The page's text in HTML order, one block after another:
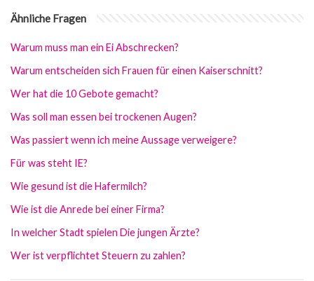
Ähnliche Fragen
Warum muss man ein Ei Abschrecken?
Warum entscheiden sich Frauen für einen Kaiserschnitt?
Wer hat die 10 Gebote gemacht?
Was soll man essen bei trockenen Augen?
Was passiert wenn ich meine Aussage verweigere?
Für was steht IE?
Wie gesund ist die Hafermilch?
Wie ist die Anrede bei einer Firma?
In welcher Stadt spielen Die jungen Ärzte?
Wer ist verpflichtet Steuern zu zahlen?